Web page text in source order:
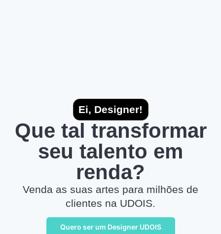
Ei, Designer!
Que tal transformar
seu talento em
renda?
Venda as suas artes para milhões de
clientes na UDOIS.
Quero ser um Designer UDOIS